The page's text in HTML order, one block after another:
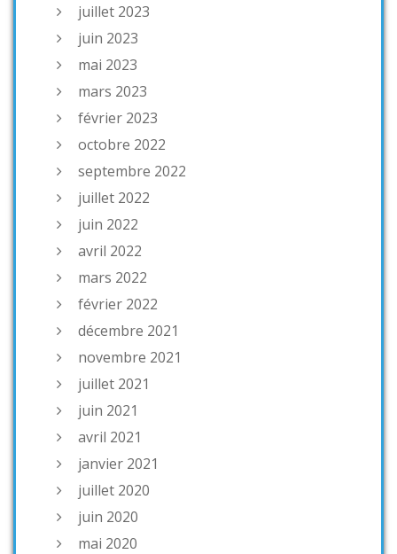
juillet 2023
juin 2023
mai 2023
mars 2023
février 2023
octobre 2022
septembre 2022
juillet 2022
juin 2022
avril 2022
mars 2022
février 2022
décembre 2021
novembre 2021
juillet 2021
juin 2021
avril 2021
janvier 2021
juillet 2020
juin 2020
mai 2020